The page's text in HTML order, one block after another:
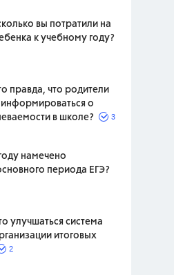
вы потратили на
к учебному году?
правда, что родители
информироваться о
в школе?
3
намечено
периода ЕГЭ?
улучшаться система
итоговых
2